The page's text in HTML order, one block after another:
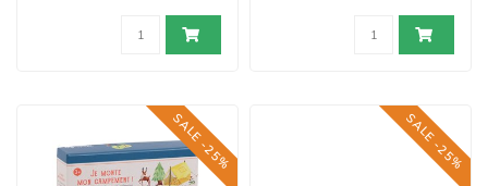
SALE -25% SALE -25%